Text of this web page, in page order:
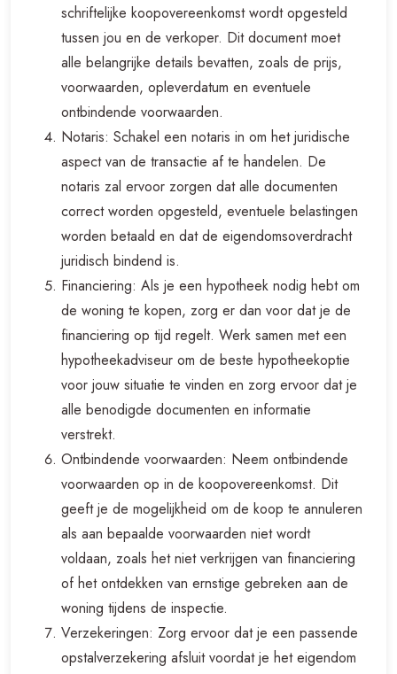
schriftelijke koopovereenkomst wordt opgesteld
tussen jou en de verkoper. Dit document moet
alle belangrijke details bevatten, zoals de prijs,
voorwaarden, opleverdatum en eventuele
ontbindende voorwaarden.
Notaris: Schakel een notaris in om het juridische
aspect van de transactie af te handelen. De
notaris zal ervoor zorgen dat alle documenten
correct worden opgesteld, eventuele belastingen
worden betaald en dat de eigendomsoverdracht
juridisch bindend is.
Financiering: Als je een hypotheek nodig hebt om
de woning te kopen, zorg er dan voor dat je de
financiering op tijd regelt. Werk samen met een
hypotheekadviseur om de beste hypotheekoptie
voor jouw situatie te vinden en zorg ervoor dat je
alle benodigde documenten en informatie
verstrekt.
Ontbindende voorwaarden: Neem ontbindende
voorwaarden op in de koopovereenkomst. Dit
geeft je de mogelijkheid om de koop te annuleren
als aan bepaalde voorwaarden niet wordt
voldaan, zoals het niet verkrijgen van financiering
of het ontdekken van ernstige gebreken aan de
woning tijdens de inspectie.
Verzekeringen: Zorg ervoor dat je een passende
opstalverzekering afsluit voordat je het eigendom